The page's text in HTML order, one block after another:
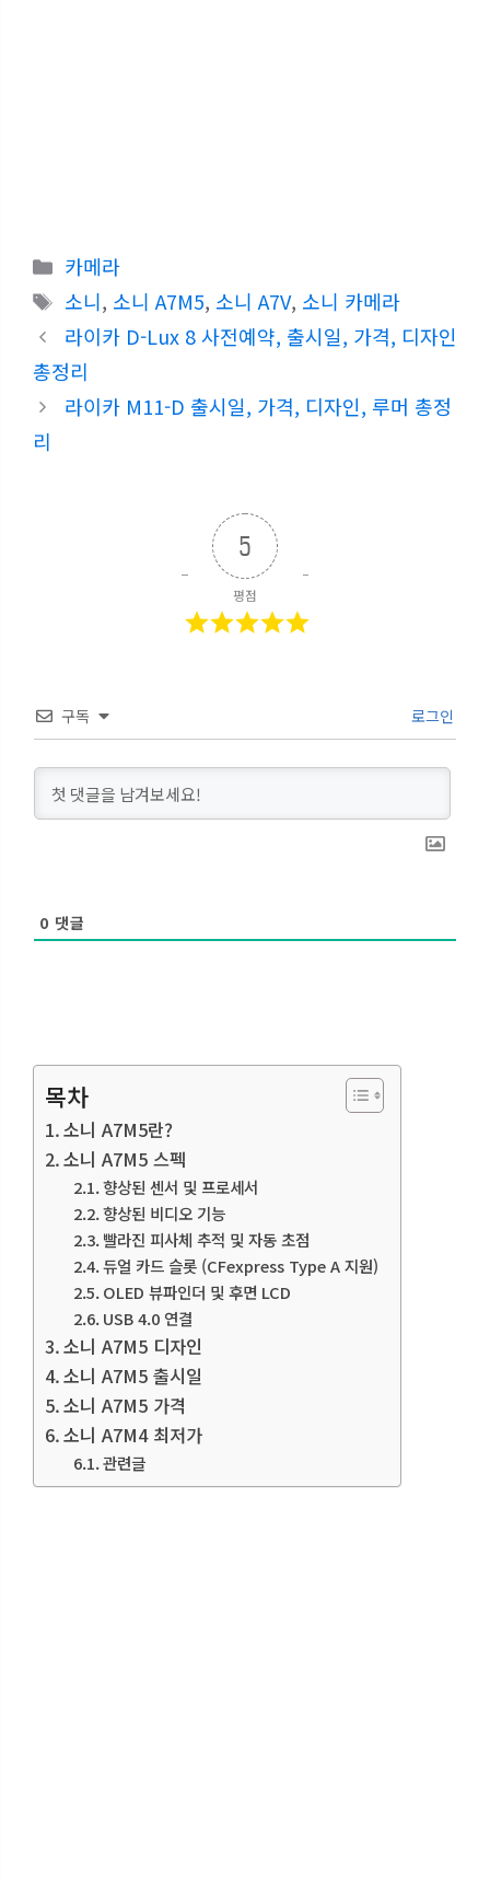
카
테
리
카메라
태
그
소니, 소니 A7M5, 소니 A7V, 소니 카메라
라이카 D-Lux 8 사전예약, 출시일, 가격, 디자인
총정리
라이카 M11-D 출시일, 가격, 디자인, 루머 총정
리
5
평점
구독 로그인
0 댓글
목차
소니 A7M5란?
소니 A7M5 스펙
향상된 센서 및 프로세서
향상된 비디오 기능
빨라진 피사체 추적 및 자동 초점
듀얼 카드 슬롯 (CFexpress Type A 지원)
OLED 뷰파인더 및 후면 LCD
USB 4.0 연결
소니 A7M5 디자인
소니 A7M5 출시일
소니 A7M5 가격
소니 A7M4 최저가
관련글